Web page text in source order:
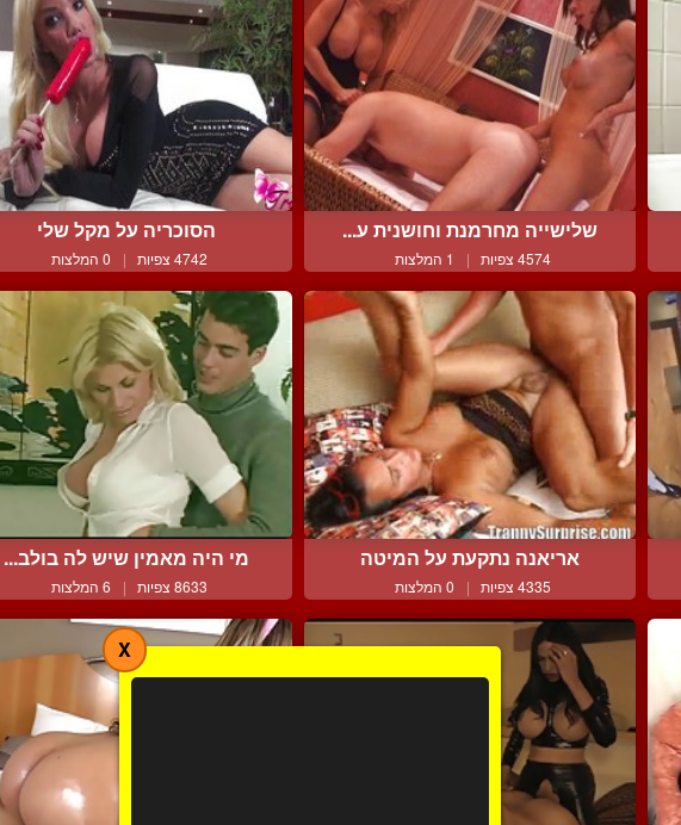
שלישייה מחרמנת וחושנית ע...
4574 צפיות | 1 המלצות
הסוכריה על מקל שלי
4742 צפיות | 0 המלצות
אריאנה נתקעת על המיטה
4335 צפיות | 0 המלצות
מי היה מאמין שיש לה בולב...
8633 צפיות | 6 המלצות
X